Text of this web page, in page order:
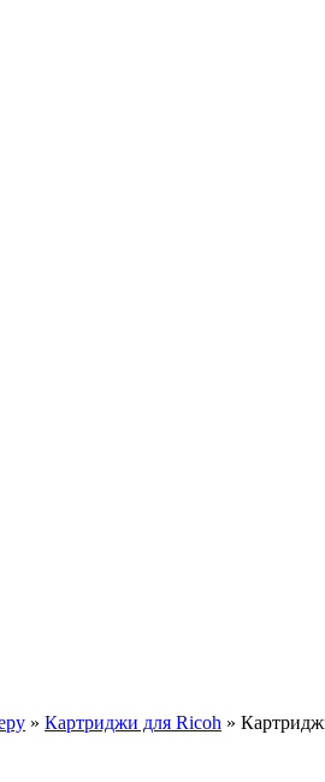
» Картриджи для Ricoh »